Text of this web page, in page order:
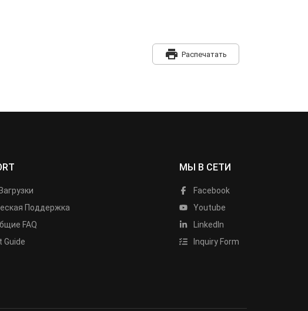
print Распечатать
Поддержка
FAQ
Guide
МЫ В СЕТИ
Facebook
Youtube
LinkedIn
Inquiry Form